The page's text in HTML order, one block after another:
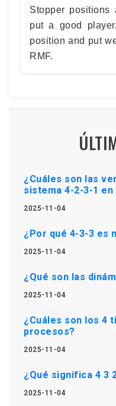
Stopper positions
put a good
position and put
RMF.
¿Cuáles son las
sistema 4-2-3-1
2025-11-04
¿Por qué 4-3-3 es
2025-11-04
¿Qué son las
2025-11-04
¿Cuáles son los 4
procesos?
2025-11-04
¿Qué significa 4 3
2025-11-04